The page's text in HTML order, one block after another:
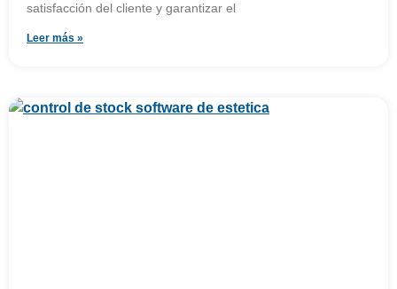
satisfacción del cliente y garantizar el
Leer más »